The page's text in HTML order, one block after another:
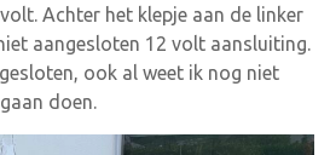
Achter het klepje aan de linker
aangesloten 12 volt aansluiting.
ook al weet ik nog niet
doen.